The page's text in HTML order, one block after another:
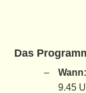
Das
Wann:
9.45